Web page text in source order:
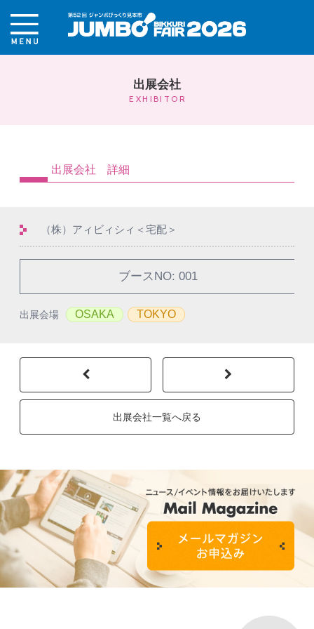
出展会社
EXHIBITOR
出展会社 詳細
ブースNO: 001
（株）アィビィシィ＜宅配＞
出展会場 OSAKA TOKYO
出展会社一覧へ戻る